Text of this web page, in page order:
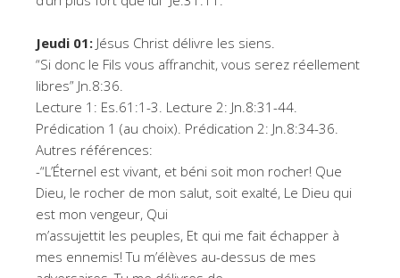
Jeudi 01: Jésus Christ délivre les siens.
“Si donc le Fils vous affranchit, vous serez réellement
libres” Jn.8:36.
Lecture 1: Es.61:1-3. Lecture 2: Jn.8:31-44.
Prédication 1 (au choix). Prédication 2: Jn.8:34-36.
Autres références:
-“L’Éternel est vivant, et béni soit mon rocher! Que
Dieu, le rocher de mon salut, soit exalté, Le Dieu qui
est mon vengeur, Qui
m’assujettit les peuples, Et qui me fait échapper à
mes ennemis! Tu m’élèves au-dessus de mes